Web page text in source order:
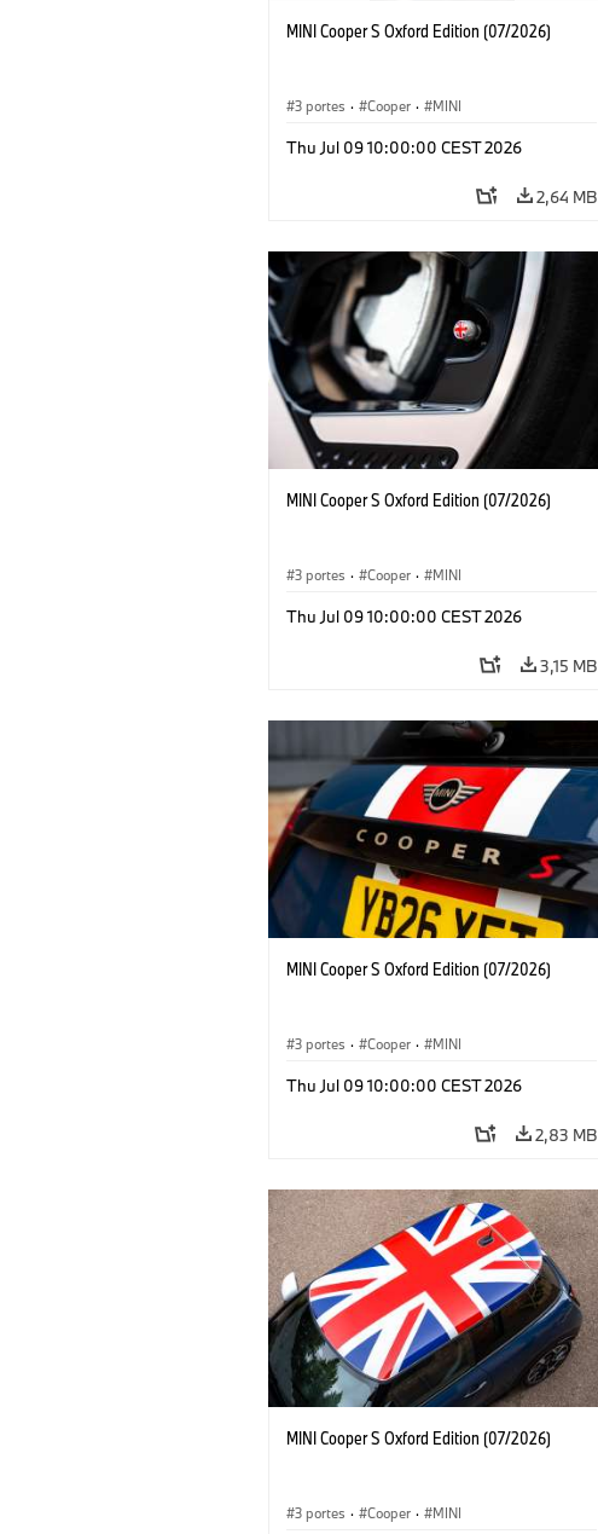
MINI Cooper S Oxford Edition (07/2026)
3 portes · Cooper · MINI
Thu Jul 09 10:00:00 CEST 2026
2,64 MB
MINI Cooper S Oxford Edition (07/2026)
3 portes · Cooper · MINI
Thu Jul 09 10:00:00 CEST 2026
3,15 MB
MINI Cooper S Oxford Edition (07/2026)
3 portes · Cooper · MINI
Thu Jul 09 10:00:00 CEST 2026
2,83 MB
MINI Cooper S Oxford Edition (07/2026)
3 portes · Cooper · MINI